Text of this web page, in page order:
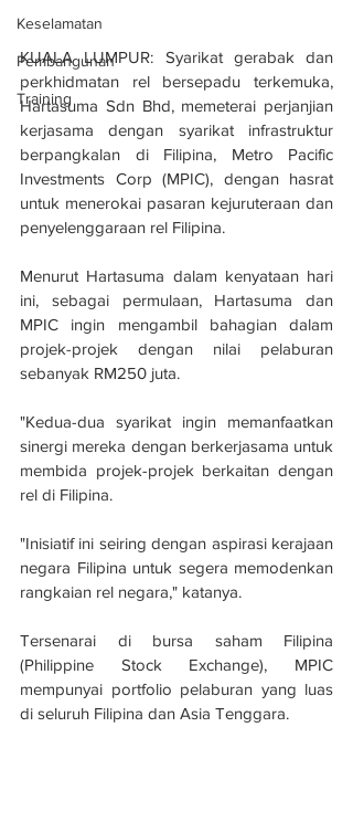
Keselamatan
Pembangunan
Training
KUALA LUMPUR: Syarikat gerabak dan
perkhidmatan rel bersepadu terkemuka,
Hartasuma Sdn Bhd, memeterai perjanjian
kerjasama dengan syarikat infrastruktur
berpangkalan di Filipina, Metro Pacific
Investments Corp (MPIC), dengan hasrat
untuk menerokai pasaran kejuruteraan dan
penyelenggaraan rel Filipina.
Menurut Hartasuma dalam kenyataan hari
ini, sebagai permulaan, Hartasuma dan
MPIC ingin mengambil bahagian dalam
projek-projek dengan nilai pelaburan
sebanyak RM250 juta.
"Kedua-dua syarikat ingin memanfaatkan
sinergi mereka dengan berkerjasama untuk
membida projek-projek berkaitan dengan
rel di Filipina.
"Inisiatif ini seiring dengan aspirasi kerajaan
negara Filipina untuk segera memodenkan
rangkaian rel negara," katanya.
Tersenarai di bursa saham Filipina
(Philippine Stock Exchange), MPIC
mempunyai portfolio pelaburan yang luas
di seluruh Filipina dan Asia Tenggara.